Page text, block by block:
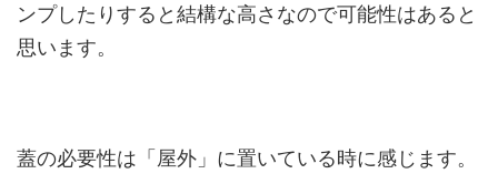
ンプしたりすると結構な高さなので可能性はあると
思います。
蓋の必要性は「屋外」に置いている時に感じます。